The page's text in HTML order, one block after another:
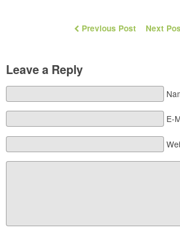
Previous Post Next
Leave a Reply
E-